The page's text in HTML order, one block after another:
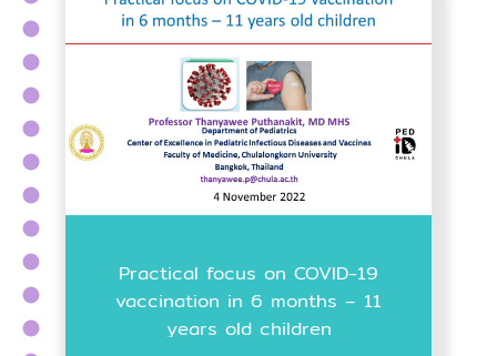
Practical focus on COVID-19
vaccination in 6 months – 11
years old children